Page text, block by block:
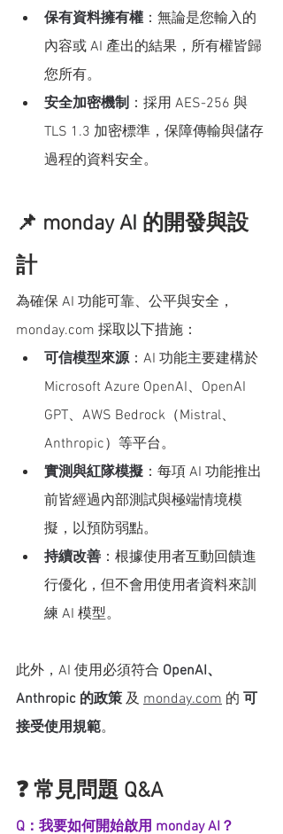
保有資料擁有權 ：無論是您輸入的
內容或 AI 產出的結果，所有權皆歸
您所有。
安全加密機制 ：採用 AES-256 與
TLS 1.3 加密標準，保障傳輸與儲存
過程的資料安全。
📌 monday AI 的開發與設
計
為確保 AI 功能可靠、公平與安全，
monday.com 採取以下措施：
可信模型來源：AI 功能主要建構於
Microsoft Azure OpenAI、OpenAI
GPT、AWS Bedrock（Mistral、
Anthropic）等平台。
實測與紅隊模擬 ：每項 AI 功能推出
前皆經過內部測試與極端情境模
擬，以預防弱點。
持續改善 ：根據使用者互動回饋進
行優化，但不會用使用者資料來訓
練 AI 模型。
此外，AI 使用必須符合 OpenAI、
Anthropic 的政策 及 monday.com 的 可
接受使用規範。
❓ 常見問題 Q&A
Q：我要如何開始啟用 monday AI？